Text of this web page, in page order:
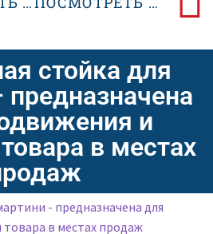
стойка для
и
в местах